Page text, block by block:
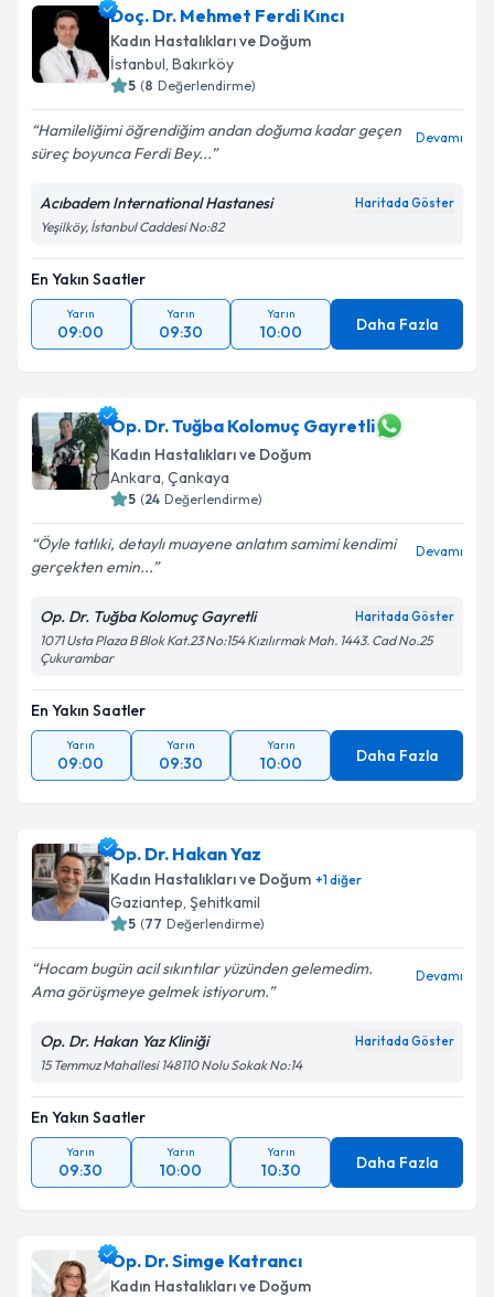
Doç. Dr. Mehmet Ferdi Kıncı
Kadın Hastalıkları ve Doğum
İstanbul, Bakırköy
5 (8 Değerlendirme)
Hamileliğimi öğrendiğim andan doğuma kadar geçen
süreç boyunca Ferdi Bey...
Devamı
Acıbadem International Hastanesi Haritada Göster
Yeşilköy, İstanbul Caddesi No:82
En Yakın Saatler
Yarın
09:00
Yarın
09:30
Yarın
10:00 Daha Fazla
Op. Dr. Tuğba Kolomuç Gayretli
Kadın Hastalıkları ve Doğum
Ankara, Çankaya
5 (24 Değerlendirme)
Öyle tatlıki, detaylı muayene anlatım samimi kendimi
gerçekten emin...
Devamı
Op. Dr. Tuğba Kolomuç Gayretli Haritada Göster
1071 Usta Plaza B Blok Kat.23 No:154 Kızılırmak Mah. 1443. Cad No.25
Çukurambar
En Yakın Saatler
Yarın
09:00
Yarın
09:30
Yarın
10:00 Daha Fazla
Op. Dr. Hakan Yaz
Kadın Hastalıkları ve Doğum +1diğer
Gaziantep, Şehitkamil
5 (77 Değerlendirme)
Hocam bugün acil sıkıntılar yüzünden gelemedim.
Ama görüşmeye gelmek istiyorum.
Devamı
Op. Dr. Hakan Yaz Kliniği Haritada Göster
15 Temmuz Mahallesi 148110 Nolu Sokak No:14
En Yakın Saatler
Yarın
09:30
Yarın
10:00
Yarın
10:30 Daha Fazla
Op. Dr. Simge Katrancı
Kadın Hastalıkları ve Doğum